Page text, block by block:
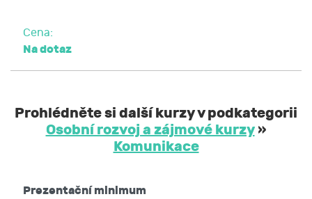
Cena:
Na dotaz
Prohlédněte si další kurzy v podkategorii
Osobní rozvoj a zájmové kurzy»
Komunikace
Prezentační minimum